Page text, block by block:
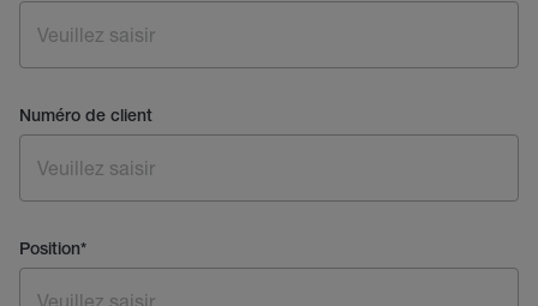
Numéro de client
Position*